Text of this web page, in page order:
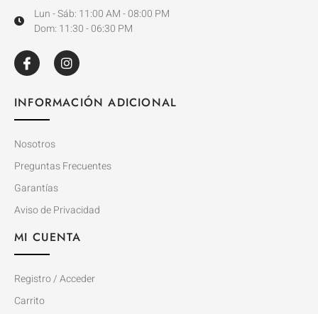
Lun - Sáb: 11:00 AM - 08:00 PM
Dom: 11:30 - 06:30 PM
INFORMACIÓN ADICIONAL
Nosotros
Preguntas Frecuentes
Garantías
Aviso de Privacidad
MI CUENTA
Registro / Acceder
Carrito